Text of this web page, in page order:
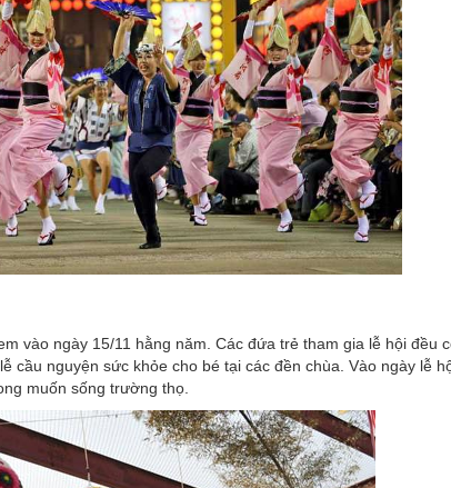
vào ngày 15/11 hằng năm. Các đứa trẻ tham gia lễ hội đều
cầu nguyện sức khỏe cho bé tại các đền chùa. Vào ngày lễ
muốn sống trường thọ.